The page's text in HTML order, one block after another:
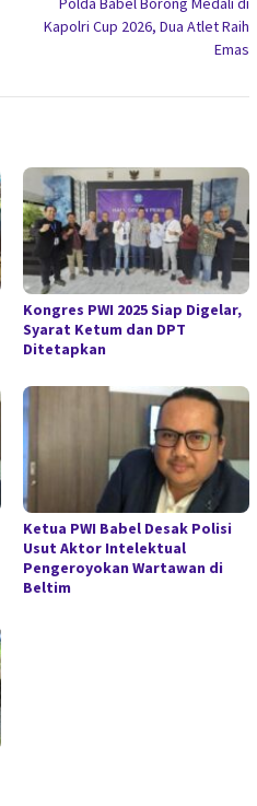
Kapolri Cup 2026, Dua Atlet Raih
Emas
Kongres PWI 2025 Siap Digelar,
Syarat Ketum dan DPT
Ditetapkan
Ketua PWI Babel Desak Polisi
Usut Aktor Intelektual
Pengeroyokan Wartawan di
Beltim